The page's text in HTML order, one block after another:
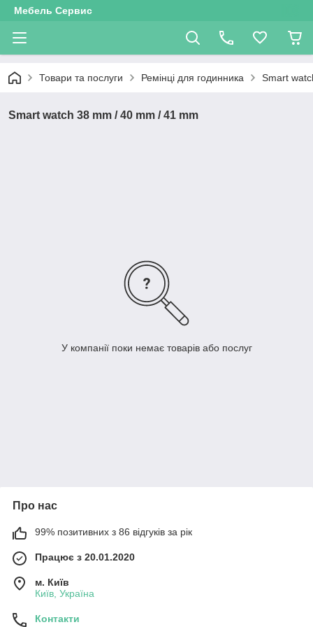
Мебель Сервис
Товари та послуги Ремінці для годинника Smart
Smart watch 38 mm / 40 mm / 41 mm
У компанії поки немає товарів або послуг
Про нас
99% позитивних з 86 відгуків за рік
Працює з 20.01.2020
м. Київ
Київ, Україна
Контакти